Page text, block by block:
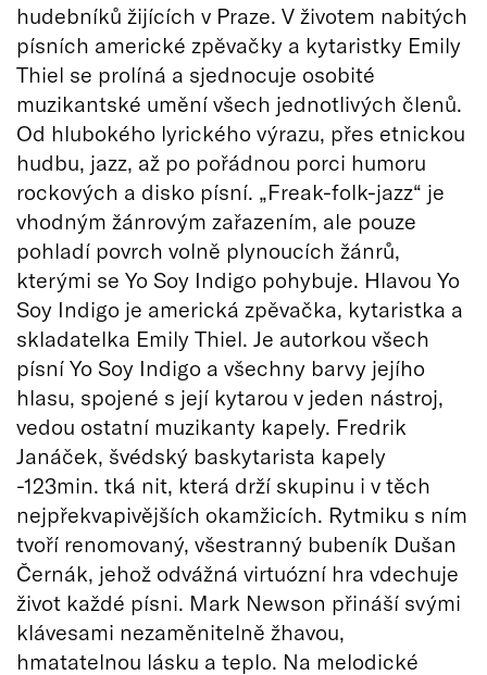
hudebníků žijících v Praze. V životem nabitých
písních americké zpěvačky a kytaristky Emily
Thiel se prolíná a sjednocuje osobité
muzikantské umění všech jednotlivých členů.
Od hlubokého lyrického výrazu, přes etnickou
hudbu, jazz, až po pořádnou porci humoru
rockových a disko písní. „Freak-folk-jazz“ je
vhodným žánrovým zařazením, ale pouze
pohladí povrch volně plynoucích žánrů,
kterými se Yo Soy Indigo pohybuje. Hlavou Yo
Soy Indigo je americká zpěvačka, kytaristka a
skladatelka Emily Thiel. Je autorkou všech
písní Yo Soy Indigo a všechny barvy jejího
hlasu, spojené s její kytarou v jeden nástroj,
vedou ostatní muzikanty kapely. Fredrik
Janáček, švédský baskytarista kapely
-123min. tká nit, která drží skupinu i v těch
nejpřekvapivějších okamžicích. Rytmiku s ním
tvoří renomovaný, všestranný bubeník Dušan
Černák, jehož odvážná virtuózní hra vdechuje
život každé písni. Mark Newson přináší svými
klávesami nezaměnitelně žhavou,
hmatatelnou lásku a teplo. Na melodické